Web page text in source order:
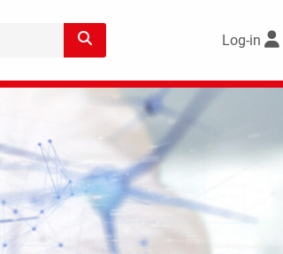
Log-in